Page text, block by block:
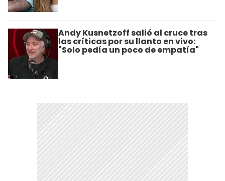
Andy Kusnetzoff salió al cruce tras
las críticas por su llanto en vivo:
"Solo pedía un poco de empatía"